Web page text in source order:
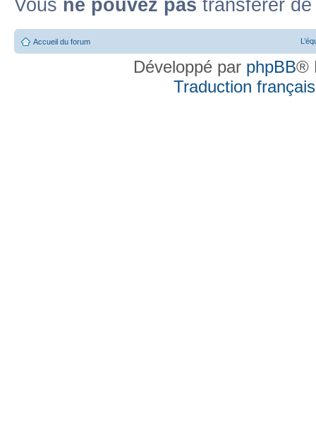
Vous ne pouvez pas transférer
Accueil du forum
Développé par phpBB®
Traduction